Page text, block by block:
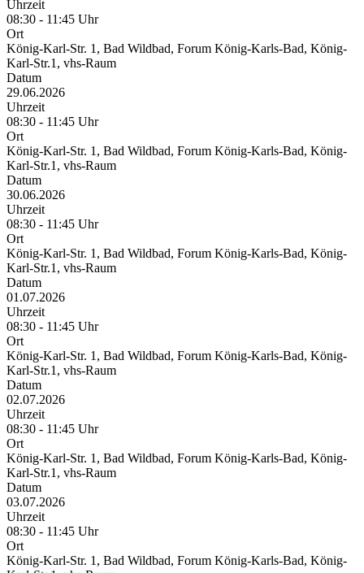
Uhrzeit
08:30 - 11:45 Uhr
Ort
König-Karl-Str. 1, Bad Wildbad, Forum König-Karls-Bad, König-
Karl-Str.1, vhs-Raum
Datum
29.06.2026
Uhrzeit
08:30 - 11:45 Uhr
Ort
König-Karl-Str. 1, Bad Wildbad, Forum König-Karls-Bad, König-
Karl-Str.1, vhs-Raum
Datum
30.06.2026
Uhrzeit
08:30 - 11:45 Uhr
Ort
König-Karl-Str. 1, Bad Wildbad, Forum König-Karls-Bad, König-
Karl-Str.1, vhs-Raum
Datum
01.07.2026
Uhrzeit
08:30 - 11:45 Uhr
Ort
König-Karl-Str. 1, Bad Wildbad, Forum König-Karls-Bad, König-
Karl-Str.1, vhs-Raum
Datum
02.07.2026
Uhrzeit
08:30 - 11:45 Uhr
Ort
König-Karl-Str. 1, Bad Wildbad, Forum König-Karls-Bad, König-
Karl-Str.1, vhs-Raum
Datum
03.07.2026
Uhrzeit
08:30 - 11:45 Uhr
Ort
König-Karl-Str. 1, Bad Wildbad, Forum König-Karls-Bad, König-